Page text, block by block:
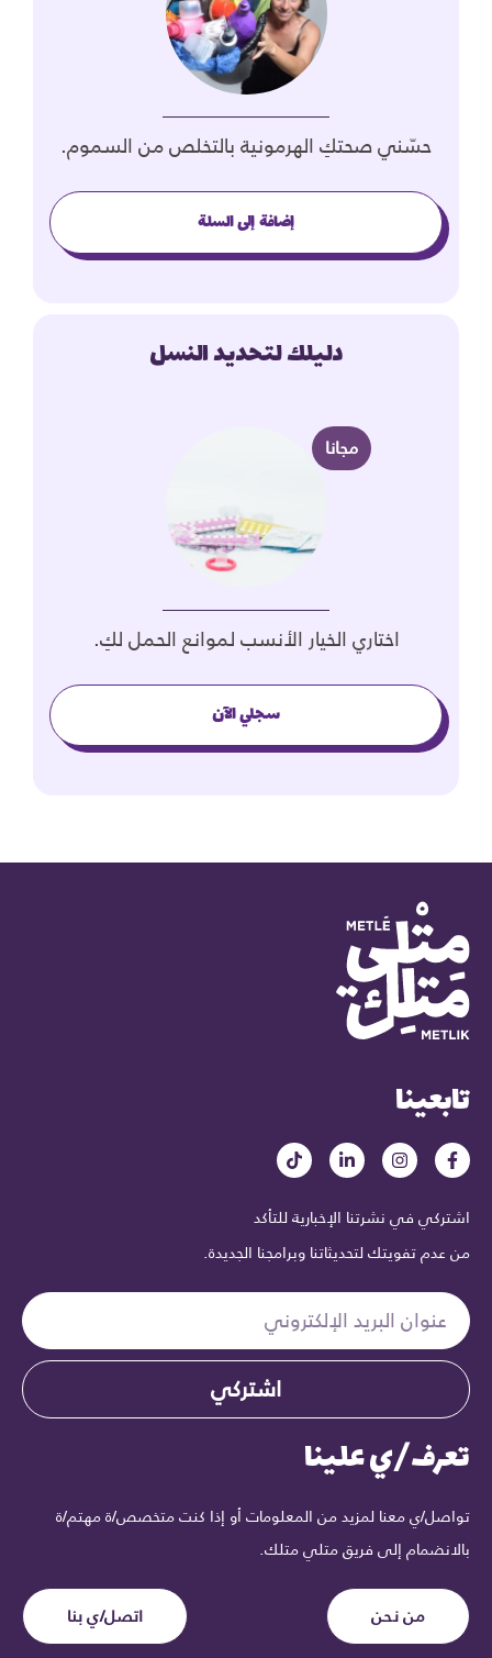
حسّني صحتكِ الهرمونية بالتخلص من السموم.
إضافة إلى السلة
دليلك لتحديد النسل
مجانا
اختاري الخيار الأنسب لموانع الحمل لكِ.
سجلي الآن
تابعينا
اشتركي في نشرتنا الإخبارية للتأكد
من عدم تفويتك لتحديثاتنا وبرامجنا الجديدة.
اشتركي
تعرف/ي علينا
تواصل/ي معنا لمزيد من المعلومات أو إذا كنت متخصص/ة مهتم/ة
بالانضمام إلى فريق متلي متلك.
من نحن اتصل/ي بنا